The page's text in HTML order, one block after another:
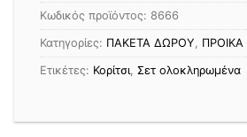
Κωδικός προϊόντος: 8666
Κατηγορίες: ΠΑΚΕΤΑ ΔΩΡΟΥ,
Ετικέτες: Κορίτσι, Σετ ολοκληρωμένα